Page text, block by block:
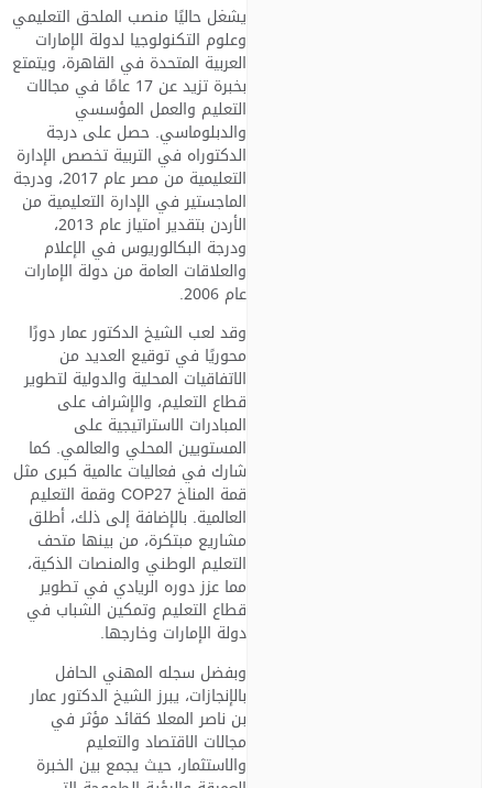
يشغل حاليًا منصب الملحق التعليمي
وعلوم التكنولوجيا لدولة الإمارات
العربية المتحدة في القاهرة، ويتمتع
بخبرة تزيد عن 17 عامًا في مجالات
التعليم والعمل المؤسسي
والدبلوماسي. حصل على درجة
الدكتوراه في التربية تخصص الإدارة
التعليمية من مصر عام 2017، ودرجة
الماجستير في الإدارة التعليمية من
الأردن بتقدير امتياز عام 2013،
ودرجة البكالوريوس في الإعلام
والعلاقات العامة من دولة الإمارات
عام 2006.
وقد لعب الشيخ الدكتور عمار دورًا
محوريًا في توقيع العديد من
الاتفاقيات المحلية والدولية لتطوير
قطاع التعليم، والإشراف على
المبادرات الاستراتيجية على
المستويين المحلي والعالمي. كما
شارك في فعاليات عالمية كبرى مثل
قمة المناخ COP27 وقمة التعليم
العالمية. بالإضافة إلى ذلك، أطلق
مشاريع مبتكرة، من بينها متحف
التعليم الوطني والمنصات الذكية،
مما عزز دوره الريادي في تطوير
قطاع التعليم وتمكين الشباب في
دولة الإمارات وخارجها.
وبفضل سجله المهني الحافل
بالإنجازات، يبرز الشيخ الدكتور عمار
بن ناصر المعلا كقائد مؤثر في
مجالات الاقتصاد والتعليم
والاستثمار، حيث يجمع بين الخبرة